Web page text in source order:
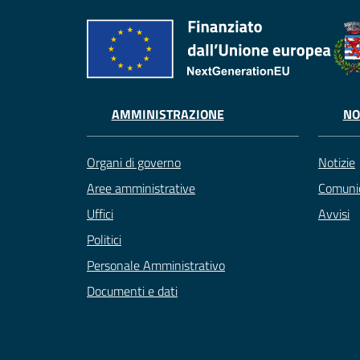
AMMINISTRAZIONE
Organi di governo
Aree amministrative
Uffici
Politici
Personale Amministrativo
Documenti e dati
Notizie
Avvisi